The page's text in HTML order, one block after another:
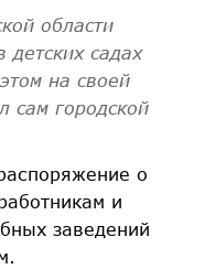
области
детских садах
на своей
сам городской
о
и
заведений